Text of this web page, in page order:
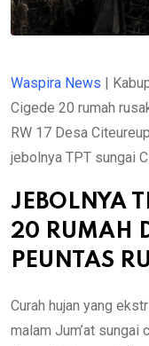
Waspira News |
Cigede 20 rumah
RW 17 Desa
jebolnya TPT sungai
JEBOLNYA
20 RUMAH
PEUNTAS
Curah hujan yang
malam Jum’at sungai